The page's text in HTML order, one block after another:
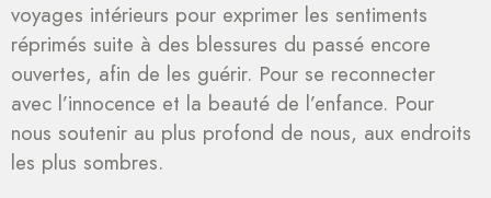
voyages intérieurs pour exprimer les sentiments
réprimés suite à des blessures du passé encore
ouvertes, afin de les guérir. Pour se reconnecter
avec l’innocence et la beauté de l’enfance. Pour
nous soutenir au plus profond de nous, aux endroits
les plus sombres.